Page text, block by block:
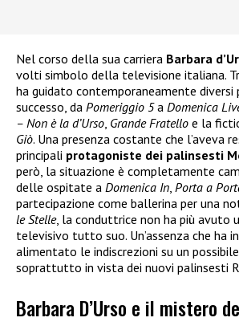
Nel corso della sua carriera Barbara
volti simbolo della televisione italiana.
ha guidato contemporaneamente diversi
successo, da Pomeriggio 5a Domenica
– Non è la d’Urso, Grande Fratello e la
Giò. Una presenza costante che l’aveva
principali protagoniste dei palinsesti
però, la situazione è completamente
delle ospitate a Domenica In, Porta a
partecipazione come ballerina per una
le Stelle, la conduttrice non ha più avuto
televisivo tutto suo. Un’assenza che ha
alimentato le indiscrezioni su un
soprattutto in vista dei nuovi palinsesti
Barbara D’Urso e il mistero